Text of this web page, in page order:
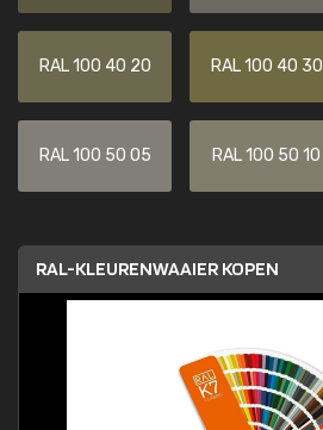
RAL 100 40 20 RAL 100 40 30
RAL 100 50 05 RAL 100 50 10
RAL-KLEURENWAAIER KOPEN